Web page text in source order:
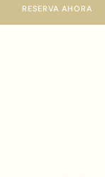
RESERVA AHORA